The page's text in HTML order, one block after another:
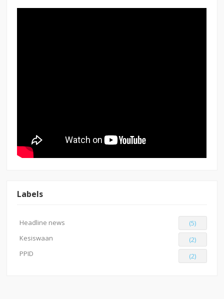
Labels
Headline news
(5)
Kesiswaan
(2)
PPID
(2)